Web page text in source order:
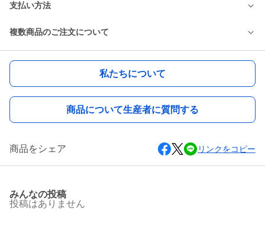
支払い方法
複数商品のご注文について
私たちについて
商品について生産者に質問する
商品をシェア リンクをコピー
みんなの投稿
投稿はありません